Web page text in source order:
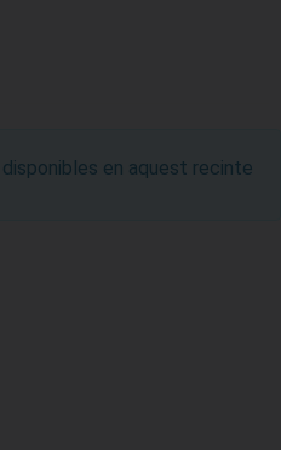
en aquest recinte